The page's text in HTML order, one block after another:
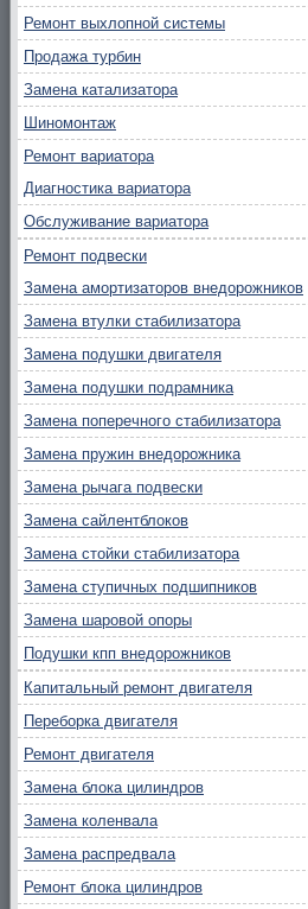
Ремонт выхлопной системы
Продажа турбин
Замена катализатора
Шиномонтаж
Ремонт вариатора
Диагностика вариатора
Обслуживание вариатора
Ремонт подвески
Замена амортизаторов внедорожников
Замена втулки стабилизатора
Замена подушки двигателя
Замена подушки подрамника
Замена поперечного стабилизатора
Замена пружин внедорожника
Замена рычага подвески
Замена сайлентблоков
Замена стойки стабилизатора
Замена ступичных подшипников
Замена шаровой опоры
Подушки кпп внедорожников
Капитальный ремонт двигателя
Переборка двигателя
Ремонт двигателя
Замена блока цилиндров
Замена коленвала
Замена распредвала
Ремонт блока цилиндров